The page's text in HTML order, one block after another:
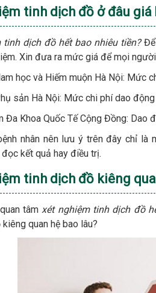
tinh dịch đồ ở đâu giá
tinh dịch đồ hết bao nhiêu tiền?
Xin đưa ra mức giá để mọi
học và Hiếm muộn Hà Nội: Mức
sản Hà Nội: Mức chi phí dao
Đa Khoa Quốc Tế Cộng Đồng: Dao
nhân nên lưu ý trên đây chỉ
kết quả hay điều trị.
tinh dịch đồ kiêng
tâmxét nghiệm tinh dịch đồ
quan hệ bao lâu?